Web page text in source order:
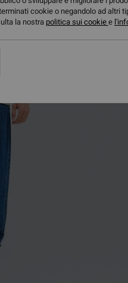
cookie o negandolo ad altri
la nostra politica sui cookiee